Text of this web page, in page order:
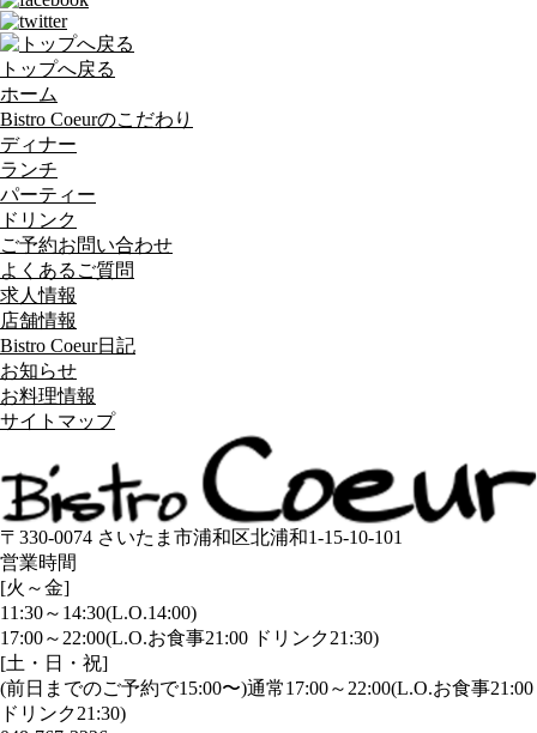
トップへ戻る
ホーム
Bistro Coeurのこだわり
ディナー
ランチ
パーティー
ドリンク
ご予約お問い合わせ
よくあるご質問
求人情報
店舗情報
Bistro Coeur日記
お知らせ
お料理情報
サイトマップ
〒330-0074 さいたま市浦和区北浦和1-15-10-101
営業時間
[火～金]
11:30～14:30(L.O.14:00)
17:00～22:00(L.O.お食事21:00 ドリンク21:30)
[土・日・祝]
(前日までのご予約で15:00〜)通常17:00～22:00(L.O.お食事21:00
ドリンク21:30)